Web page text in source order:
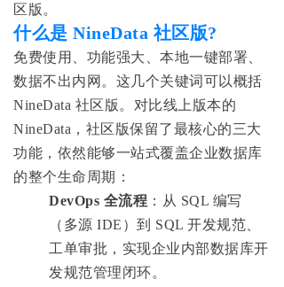
区版。
什么是 NineData 社区版?
免费使用、功能强大、本地一键部署、
数据不出内网。这几个关键词可以概括
NineData 社区版。对比线上版本的
NineData，社区版保留了最核心的三大
功能，依然能够一站式覆盖企业数据库
的整个生命周期：
DevOps 全流程 ：从 SQL 编写
（多源 IDE）到 SQL 开发规范、
工单审批，实现企业内部数据库开
发规范管理闭环。